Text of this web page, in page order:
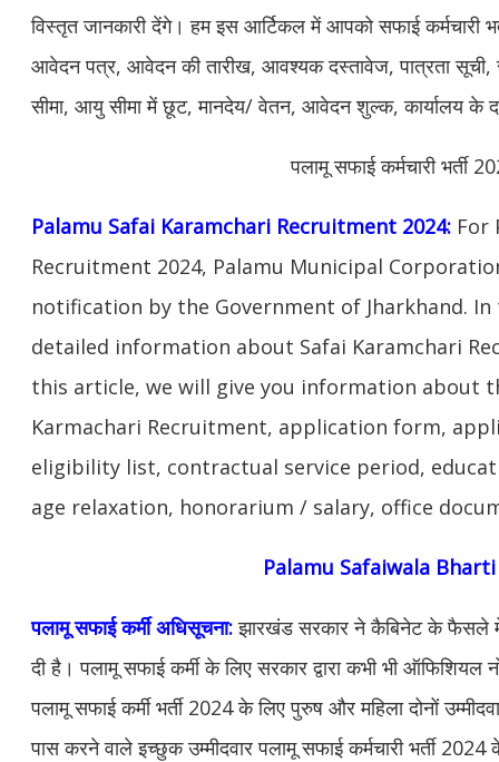
विस्तृत जानकारी देंगे। हम इस आर्टिकल में आपको सफाई कर्मचारी
आवेदन पत्र, आवेदन की तारीख, आवश्यक दस्तावेज, पात्रता सूची,
सीमा, आयु सीमा में छूट, मानदेय/ वेतन, आवेदन शुल्क, कार्यालय के
पलामू सफाई कर्मचारी भर्ती
Palamu Safai Karamchari Recruitment 2024: For
Recruitment 2024, Palamu Municipal
notification by the Government of Jharkhand.
detailed information about Safai Karamchari
this article, we will give you information about
Karmachari Recruitment, application form,
eligibility list, contractual service period,
age relaxation, honorarium / salary, office
Palamu Safaiwala Bharti
पलामू सफाई कर्मी अधिसूचना:झारखंड सरकार ने कैबिनेट के फैसले में
दी है। पलामू सफाई कर्मी के लिए सरकार द्वारा कभी भी
पलामू सफाई कर्मी भर्ती 2024 के लिए पुरुष और महिला दोनों
पास करने वाले इच्छुक उम्मीदवार पलामू सफाई कर्मचारी भर्ती